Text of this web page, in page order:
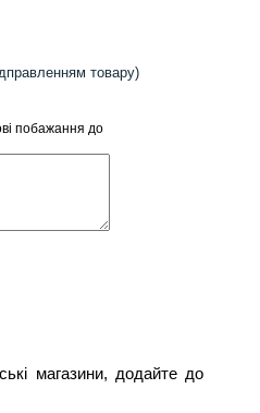
товару)
побажання до
магазини, додайте до